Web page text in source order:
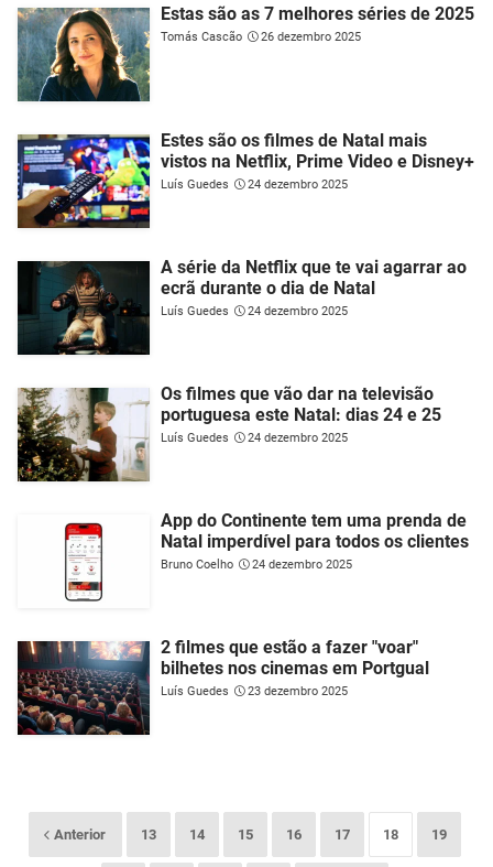
Estas são as 7 melhores séries de 2025
Tomás Cascão 26 dezembro 2025
Estes são os filmes de Natal mais
vistos na Netflix, Prime Video e Disney+
Luís Guedes 24 dezembro 2025
A série da Netflix que te vai agarrar ao
ecrã durante o dia de Natal
Luís Guedes 24 dezembro 2025
Os filmes que vão dar na televisão
portuguesa este Natal: dias 24 e 25
Luís Guedes 24 dezembro 2025
App do Continente tem uma prenda de
Natal imperdível para todos os clientes
Bruno Coelho 24 dezembro 2025
2 filmes que estão a fazer "voar"
bilhetes nos cinemas em Portgual
Luís Guedes 23 dezembro 2025
Anterior 13 14 15 16 17 18 19